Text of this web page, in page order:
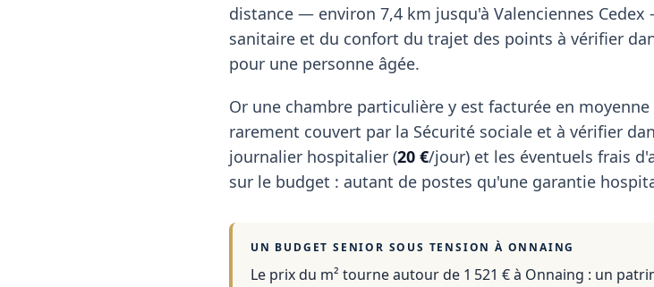
distance — environ 7,4 km jusqu'à Valenciennes
sanitaire et du confort du trajet des points à vérifier
pour une personne âgée.
Or une chambre particulière y est facturée en moyenne
rarement couvert par la Sécurité sociale et à vérifier
journalier hospitalier (20 €/jour) et les éventuels frais
sur le budget : autant de postes qu'une garantie
UN BUDGET SENIOR SOUS TENSION À ONNAING
Le prix du m² tourne autour de 1 521 €à Onnaing : un